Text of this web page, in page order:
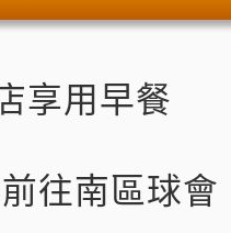
享用早餐
往南區球